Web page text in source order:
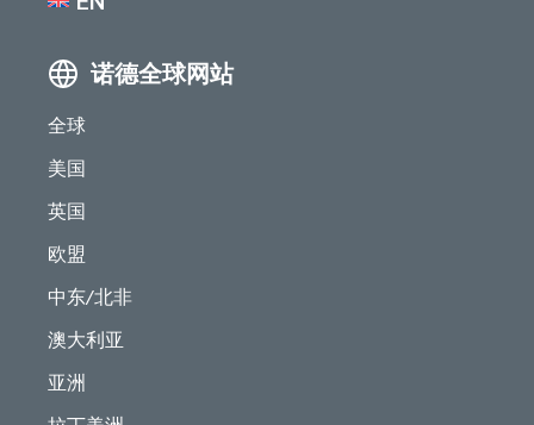
诺德全球网站
全球
美国
英国
欧盟
中东/北非
澳大利亚
亚洲